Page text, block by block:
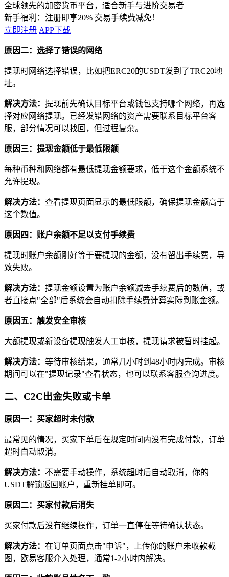
全球领先的加密货币平台，适合新手与进阶交易者
新手福利： 注册即享20% 交易手续费减免！
立即注册 APP下载
原因二：选择了错误的网络
提现时网络选择错误，比如把ERC20的USDT发到了TRC20地
址。
解决方法： 提现前先确认目标平台或钱包支持哪个网络，再选
择对应网络提现。已经发错网络的资产需要联系目标平台客
服，部分情况可以找回，但过程复杂。
原因三：提现金额低于最低限额
每种币种和网络都有最低提现金额要求，低于这个金额系统不
允许提现。
解决方法： 查看提现页面显示的最低限额，确保提现金额高于
这个数值。
原因四：账户余额不足以支付手续费
提现时账户余额刚好等于要提现的金额，没有留出手续费，导
致失败。
解决方法： 提现金额设置为账户余额减去手续费后的数值，或
者直接点"全部"后系统会自动扣除手续费计算实际到账金额。
原因五：触发安全审核
大额提现或新设备提现触发人工审核，提现请求被暂时挂起。
解决方法： 等待审核结果，通常几小时到48小时内完成。审核
期间可以在"提现记录"查看状态，也可以联系客服查询进度。
二、C2C出金失败或卡单
原因一：买家超时未付款
最常见的情况，买家下单后在规定时间内没有完成付款，订单
超时自动取消。
解决方法： 不需要手动操作，系统超时后自动取消，你的
USDT解锁返回账户，重新挂单即可。
原因二：买家付款后消失
买家付款后没有继续操作，订单一直停在等待确认状态。
解决方法： 在订单页面点击"申诉"，上传你的账户未收款截
图，欧易客服介入处理，通常1-2小时内解决。